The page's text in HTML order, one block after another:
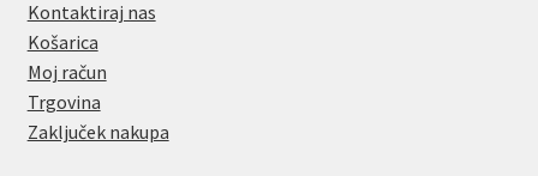
Kontaktiraj nas
Košarica
Moj račun
Trgovina
Zaključek nakupa